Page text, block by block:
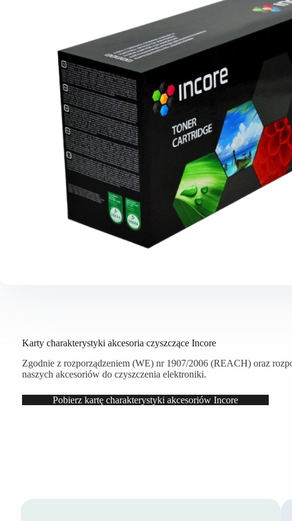
Karty charakterystyki akcesoria czyszczące Incore
Zgodnie z rozporządzeniem (WE) nr 1907/2006 (REACH) oraz
naszych akcesoriów do czyszczenia elektroniki.
Pobierz kartę charakterystyki akcesoriów Incore